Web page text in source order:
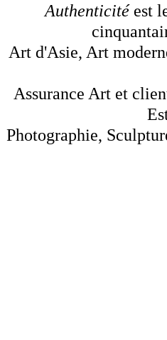
Authenticitéest
Art d'Asie, Art
Assurance Art et
Photographie,